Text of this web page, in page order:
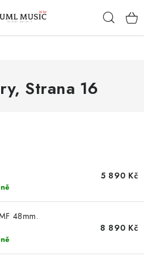
, Strana 16
5 890 Kč
48mm.
8 890 Kč